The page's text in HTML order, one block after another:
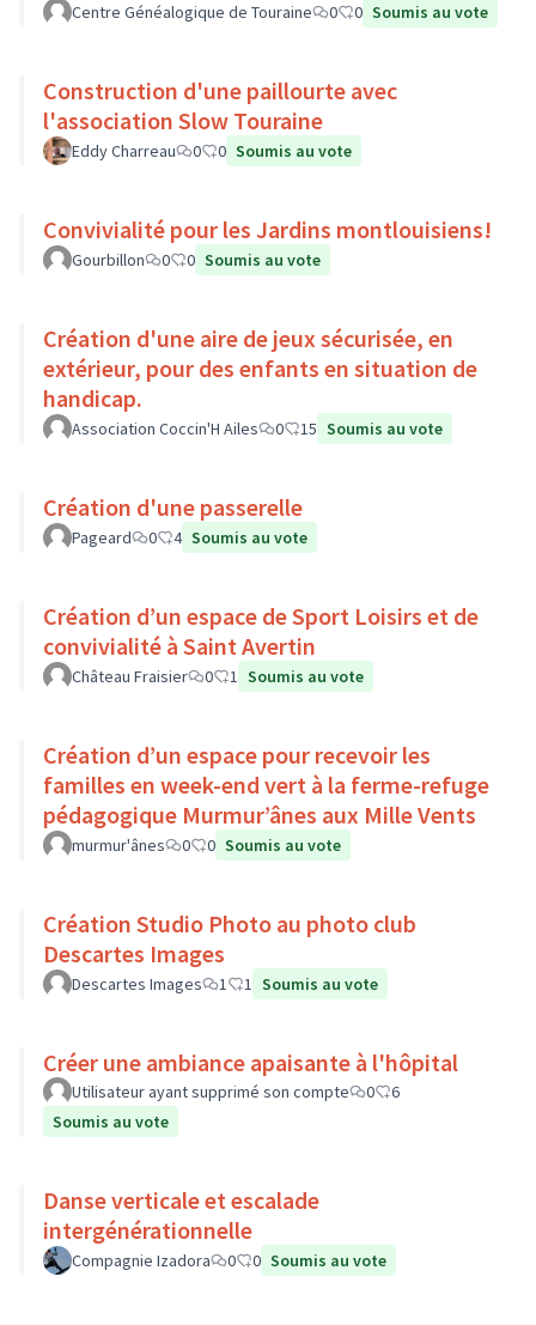
Centre Généalogique de Touraine 0 0 Soumis au vote
Construction d'une paillourte avec
l'association Slow Touraine
Eddy Charreau 0 0 Soumis au vote
Convivialité pour les Jardins montlouisiens!
Gourbillon 0 0 Soumis au vote
Création d'une aire de jeux sécurisée, en
extérieur, pour des enfants en situation de
handicap.
Association Coccin'H Ailes 0 15 Soumis au vote
Création d'une passerelle
Pageard 0 4 Soumis au vote
Création d’un espace de Sport Loisirs et de
convivialité à Saint Avertin
Château Fraisier 0 1 Soumis au vote
Création d’un espace pour recevoir les
familles en week-end vert à la ferme-refuge
pédagogique Murmur’ânes aux Mille Vents
murmur'ânes 0 0 Soumis au vote
Création Studio Photo au photo club
Descartes Images
Descartes Images 1 1 Soumis au vote
Créer une ambiance apaisante à l'hôpital
Utilisateur ayant supprimé son compte 0
6
Soumis au vote
Danse verticale et escalade
intergénérationnelle
Compagnie Izadora 0 0 Soumis au vote